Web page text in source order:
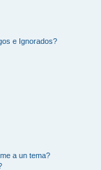
e Ignorados?
a un tema?